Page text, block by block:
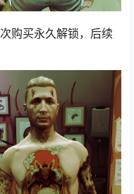
购买永久解锁，后续